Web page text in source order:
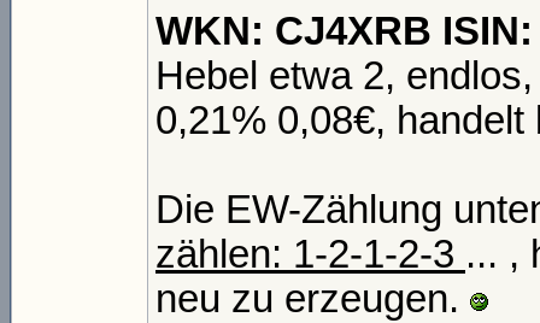
WKN: CJ4XRB
Hebel etwa 2,
0,21% 0,08€, handelt
Die EW-Zählung
zählen: 1-2-1-2-3 ... ,
neu zu erzeugen.